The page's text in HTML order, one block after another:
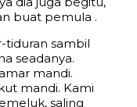
buat pemula .
tiduran sambil
seadanya.
mandi.
mandi. Kami
saling